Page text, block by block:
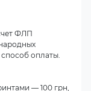
ФЛП
оплаты.
— 100 грн,